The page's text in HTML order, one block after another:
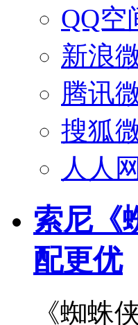
QQ空
新浪
腾讯
搜狐
人人网
索尼《
配更优
《蜘蛛